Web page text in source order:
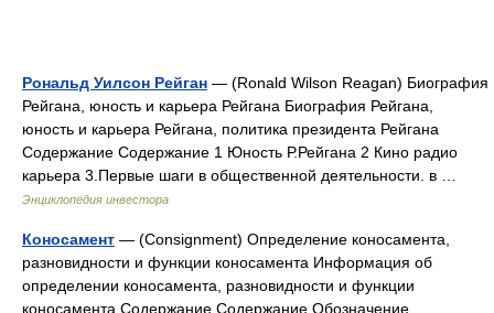
Рональд Уилсон Рейган — (Ronald Wilson Reagan) Биография
Рейгана, юность и карьера Рейгана Биография Рейгана,
юность и карьера Рейгана, политика президента Рейгана
Содержание Содержание 1 Юность Р.Рейгана 2 Кино радио
карьера 3.Первые шаги в общественной деятельности. в …
Энциклопедия инвестора
Коносамент — (Consignment) Определение коносамента,
разновидности и функции коносамента Информация об
определении коносамента, разновидности и функции
коносамента Содержание Содержание Обозначение